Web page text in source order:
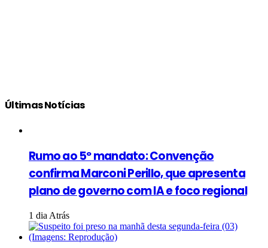
Últimas Notícias
Rumo ao 5º mandato: Convenção
confirma Marconi Perillo, que apresenta
plano de governo com IA e foco regional
1 dia Atrás